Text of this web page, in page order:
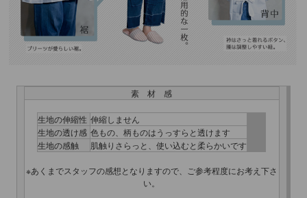
素 材 感
生地の伸縮性 伸縮しません
生地の透け感 色もの、柄ものはうっすらと透けます
生地の感触
肌触りさらっと、使い込むと柔らかいです
※あくまでスタッフの感想となりますので、ご参考程度にお考え下さ
い。